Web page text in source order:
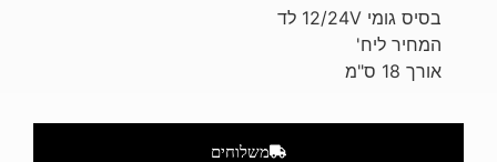
בסיס גומי 12/24V לד
המחיר ליח'
אורך 18 ס"מ
משלוחים